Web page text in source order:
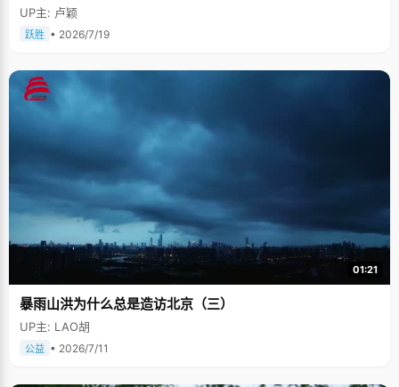
UP主: 卢颖
跃胜 • 2026/7/19
01:21
暴雨山洪为什么总是造访北京（三）
UP主: LAO胡
公益 • 2026/7/11